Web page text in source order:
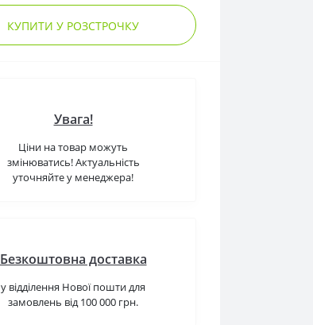
КУПИТИ У РОЗСТРОЧКУ
Увага!
Ціни на товар можуть
змінюватись! Актуальність
уточняйте у менеджера!
Безкоштовна доставка
у відділення Нової пошти для
замовлень від 100 000 грн.